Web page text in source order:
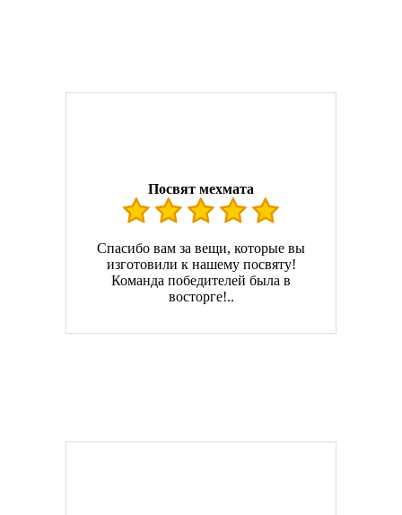
Посвят мехмата
Спасибо вам за вещи, которые вы
изготовили к нашему посвяту!
Команда победителей была в
восторге!..